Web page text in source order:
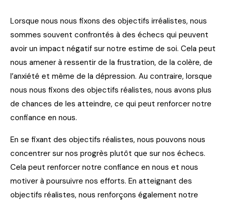
Lorsque nous nous fixons des objectifs irréalistes, nous
sommes souvent confrontés à des échecs qui peuvent
avoir un impact négatif sur notre estime de soi. Cela peut
nous amener à ressentir de la frustration, de la colère, de
l’anxiété et même de la dépression. Au contraire, lorsque
nous nous fixons des objectifs réalistes, nous avons plus
de chances de les atteindre, ce qui peut renforcer notre
confiance en nous.
En se fixant des objectifs réalistes, nous pouvons nous
concentrer sur nos progrès plutôt que sur nos échecs.
Cela peut renforcer notre confiance en nous et nous
motiver à poursuivre nos efforts. En atteignant des
objectifs réalistes, nous renforçons également notre